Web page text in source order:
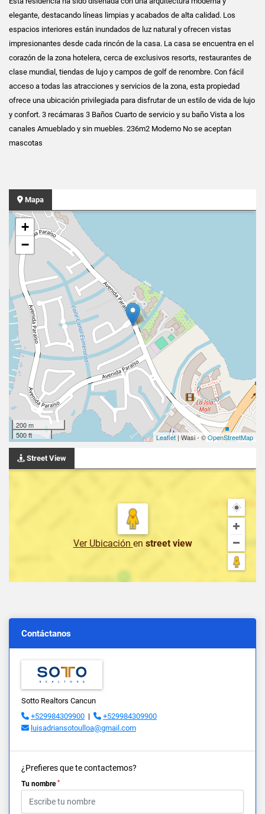
elegante, destacando líneas limpias y acabados de alta calidad. Los
espacios interiores están inundados de luz natural y ofrecen vistas
impresionantes desde cada rincón de la casa. La casa se encuentra en el
corazón de la zona hotelera, cerca de exclusivos resorts, restaurantes de
clase mundial, tiendas de lujo y campos de golf de renombre. Con fácil
acceso a todas las atracciones y servicios de la zona, esta propiedad
ofrece una ubicación privilegiada para disfrutar de un estilo de vida de lujo
y confort. 3 recámaras 3 Baños Cuarto de servicio y su baño Vista a los
canales Amueblado y sin muebles. 236m2 Moderno No se aceptan
mascotas
Mapa
+
−
200 m
500 ft
Leaflet | Wasi - ©OpenStreetMap
Street View
Ver Ubicación en street view
Contáctanos
Sotto Realtors Cancun
+529984309900 |
+529984309900
luisadriansotoulloa@gmail.com
¿Prefieres que te contactemos?
Tu nombre *